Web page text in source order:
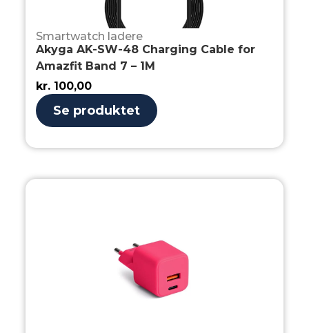
Smartwatch ladere
Akyga AK-SW-48 Charging Cable for
Amazfit Band 7 – 1M
kr. 100,00
Se produktet